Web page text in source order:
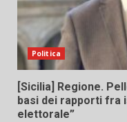
Politica
[Sicilia] Regione.
basi dei rapporti fra
elettorale”